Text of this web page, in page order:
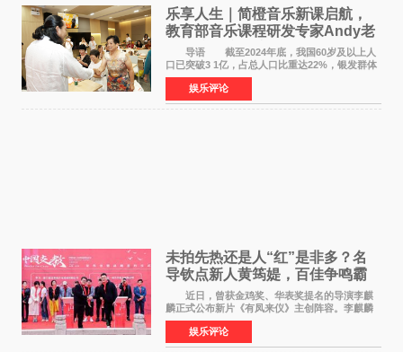
乐享人生｜简橙音乐新课启航，
教育部音乐课程研发专家Andy老
师重磅入驻领航银龄琴声
导语 截至2024年底，我国60岁及以上人
口已突破3 1亿，占总人口比重达22%，银发群体
的精神文化需求日益凸显。2024年1月，国务院办
公厅印发《关于发展银发经济增进老年人福祉的
意见》——这是
娱乐评论
未拍先热还是人“红”是非多？名
导钦点新人黄筠媞，百佳争鸣霸
气回应
近日，曾获金鸡奖、华表奖提名的导演李麒
麟正式公布新片《有凤来仪》主创阵容。李麒麟
早年凭电影《华容道》获得金鸡奖、华表奖提
名，此后长期参与国内外电影制作，其担任制片
人参与的作品亦曾
娱乐评论